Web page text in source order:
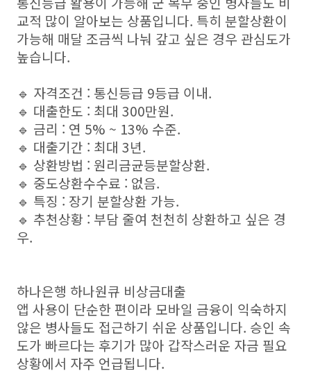
교적 많이 알아보는 상품입니다. 특히 분할상환이
가능해 매달 조금씩 나눠 갚고 싶은 경우 관심도가
높습니다.
🔹 자격조건 : 통신등급 9등급 이내.
🔹 대출한도 : 최대 300만원.
🔹 금리 : 연 5% ~ 13% 수준.
🔹 대출기간 : 최대 3년.
🔹 상환방법 : 원리금균등분할상환.
🔹 중도상환수수료 : 없음.
🔹 특징 : 장기 분할상환 가능.
🔹 추천상황 : 부담 줄여 천천히 상환하고 싶은 경
우.
하나은행 하나원큐 비상금대출
앱 사용이 단순한 편이라 모바일 금융이 익숙하지
않은 병사들도 접근하기 쉬운 상품입니다. 승인 속
도가 빠르다는 후기가 많아 갑작스러운 자금 필요
상황에서 자주 언급됩니다.